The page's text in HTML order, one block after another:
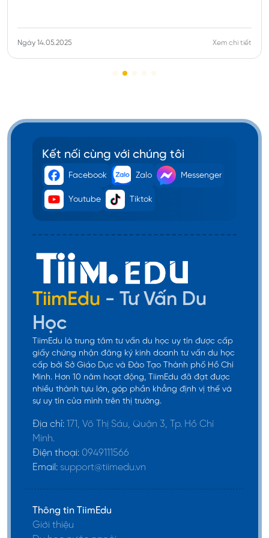
Tương tự với hệ cao đẳng, du học sinh ở cấp bậc
đại học cũng có thể đi làm thêm ngay sau khi
nhập học và cần phải đảm bảo điểm trung bình
học kỳ trước >2.0.
Về quy định tổng thời gian đi làm sẽ phụ thuộc vào
điểm Topik, cụ thể như sau:
Sinh viên năm 1 và 2:được làm tối đa 10 giờ/
tuần nếu không có Topik 3 và tối đa 20 - 25
giờ/tuần đối với các bạn đã có Topik 3
Sinh viên năm 3 và 4 : được làm tối đa 10 giờ/
tuần nếu không có Topik 4 và tối đa 20 - 25
giờ/tuần đối với các bạn đã có Topik 4
> Tìm hiểu thêm:EPS TOPIK là gì? Chứng chỉ quan
trọng để lao động tại Hàn Quốc
Du học thạc sĩ, tiến sĩ tại Hàn Quốc
Ngày 14.05.2025 Xem chi tiết
Kết nối cùng với chúng tôi
Facebook Zalo Messenger
Youtube Tiktok
TiimEdu - Tư Vấn Du
Học
TiimEdu là trung tâm tư vấn du học uy tín được cấp
giấy chứng nhận đăng ký kinh doanh tư vấn du học
cấp bởi Sở Giáo Dục và Đào Tạo Thành phố Hồ Chí
Minh. Hơn 10 năm hoạt động, TiimEdu đã đạt được
nhiều thành tựu lớn, góp phần khẳng định vị thế và
sự uy tín của mình trên thị trường.
Địa chỉ: 171, Võ Thị Sáu, Quận 3, Tp. Hồ Chí
Minh.
Điện thoại: 0949111566
Email: support@tiimedu.vn
Thông tin TiimEdu
Giới thiệu